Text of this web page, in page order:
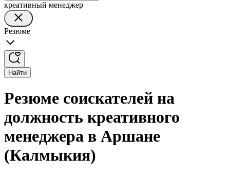
креативный менеджер
Резюме
Найти
Резюме соискателей на
должность креативного
менеджера в Аршане
(Калмыкия)